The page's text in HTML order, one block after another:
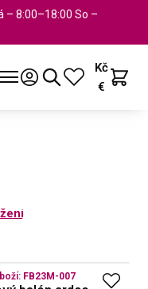
– 8:00–18:00 So –
Kč
€
FB23M-007